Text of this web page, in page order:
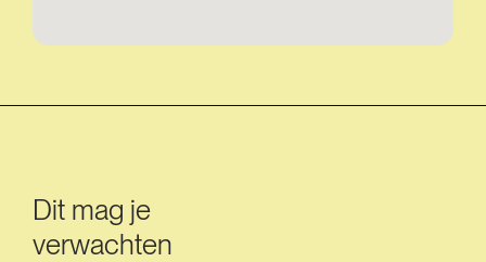
Dit mag je
verwachten